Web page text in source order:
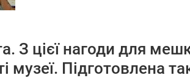
З цієї нагоди для
музеї. Підготовлена